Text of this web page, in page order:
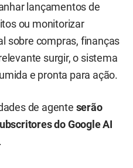
lançamentos de
ou monitorizar
sobre compras, finanças
surgir, o sistema
e pronta para ação.
de agente serão
do Google AI